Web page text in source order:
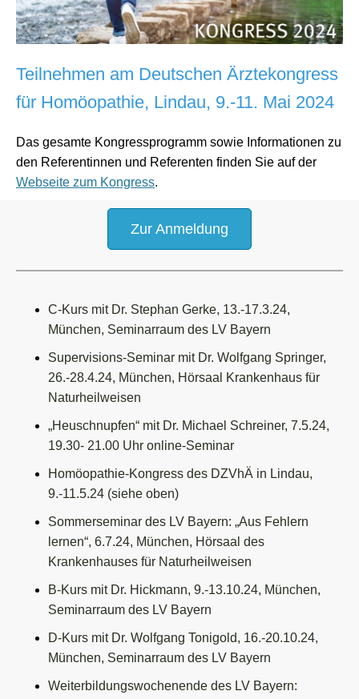
Teilnehmen am Deutschen Ärztekongress
für Homöopathie, Lindau, 9.-11. Mai 2024
Das gesamte Kongressprogramm sowie Informationen zu
den Referentinnen und Referenten finden Sie auf der
Webseite zum Kongress.
Zur Anmeldung
C-Kurs mit Dr. Stephan Gerke, 13.-17.3.24,
München, Seminarraum des LV Bayern
Supervisions-Seminar mit Dr. Wolfgang Springer,
26.-28.4.24, München, Hörsaal Krankenhaus für
Naturheilweisen
„Heuschnupfen“ mit Dr. Michael Schreiner, 7.5.24,
19.30- 21.00 Uhr online-Seminar
Homöopathie-Kongress des DZVhÄ in Lindau,
9.-11.5.24 (siehe oben)
Sommerseminar des LV Bayern: „Aus Fehlern
lernen“, 6.7.24, München, Hörsaal des
Krankenhauses für Naturheilweisen
B-Kurs mit Dr. Hickmann, 9.-13.10.24, München,
Seminarraum des LV Bayern
D-Kurs mit Dr. Wolfgang Tonigold, 16.-20.10.24,
München, Seminarraum des LV Bayern
Weiterbildungswochenende des LV Bayern: